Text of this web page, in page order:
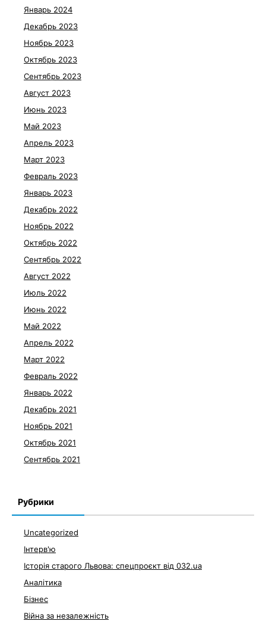
Январь 2024
Декабрь 2023
Ноябрь 2023
Октябрь 2023
Сентябрь 2023
Август 2023
Июнь 2023
Май 2023
Апрель 2023
Март 2023
Февраль 2023
Январь 2023
Декабрь 2022
Ноябрь 2022
Октябрь 2022
Сентябрь 2022
Август 2022
Июль 2022
Июнь 2022
Май 2022
Апрель 2022
Март 2022
Февраль 2022
Январь 2022
Декабрь 2021
Ноябрь 2021
Октябрь 2021
Сентябрь 2021
Рубрики
Uncategorized
Інтерв'ю
Історія старого Львова: спецпроєкт від 032.ua
Аналітика
Бізнес
Війна за незалежність